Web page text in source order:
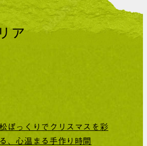
ア
ぼっくりでクリスマスを彩
る、心温まる手作り時間